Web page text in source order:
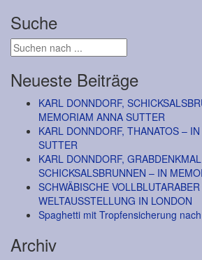
Suche
Neueste Beiträge
KARL DONNDORF,
MEMORIAM ANNA SUTTER
KARL DONNDORF, THANATOS –
SUTTER
KARL DONNDORF,
SCHICKSALSBRUNNEN – IN
SCHWÄBISCHE
WELTAUSSTELLUNG IN LONDON
Spaghetti mit Tropfensicherung
Archiv